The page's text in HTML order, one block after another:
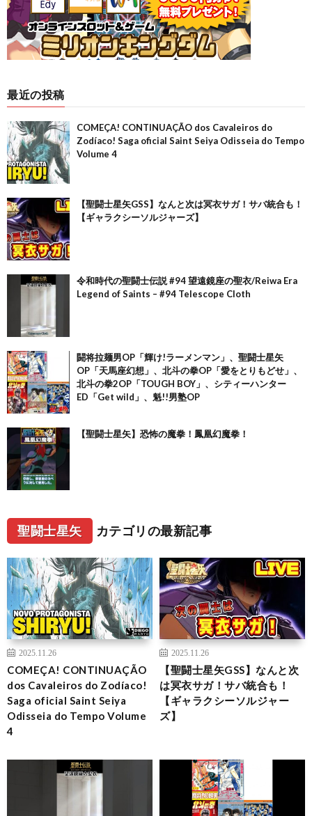
最近の投稿
COMEÇA! CONTINUAÇÃO dos Cavaleiros do
Zodíaco! Saga oficial Saint Seiya Odisseia do Tempo
Volume 4
【聖闘士星矢GSS】なんと次は冥衣サガ！サバ統合も！
【ギャラクシーソルジャーズ】
令和時代の聖闘士伝説 #94 望遠鏡座の聖衣/Reiwa Era
Legend of Saints – #94 Telescope Cloth
闘将拉麺男OP「輝け!ラーメンマン」、聖闘士星矢
OP「天馬座幻想」、北斗の拳OP「愛をとりもどせ」、
北斗の拳2OP「TOUGH BOY」、シティーハンター
ED「Get wild」、魁!!男塾OP
【聖闘士星矢】恐怖の魔拳！鳳凰幻魔拳！
聖闘士星矢 カテゴリの最新記事
2025.11.26
COMEÇA! CONTINUAÇÃO
dos Cavaleiros do Zodíaco!
Saga oficial Saint Seiya
Odisseia do Tempo Volume
4
2025.11.26
【聖闘士星矢GSS】なんと次
は冥衣サガ！サバ統合も！
【ギャラクシーソルジャー
ズ】